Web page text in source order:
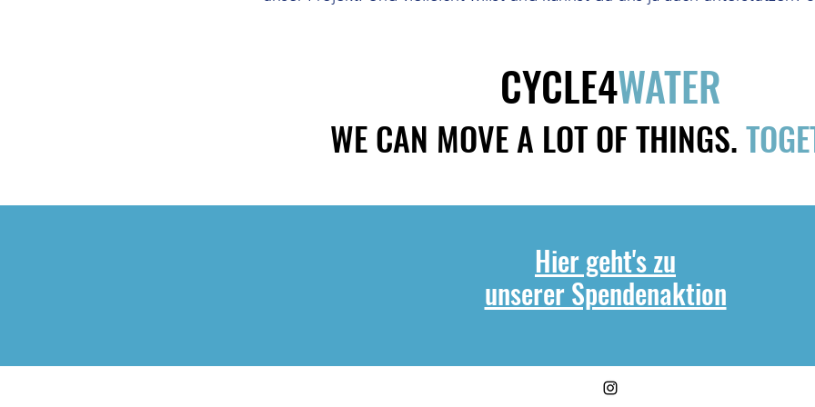
CYCLE4WATER
WE CAN MOVE A LOT OF THINGS.
Hier geht's zu
unserer Spendenaktion